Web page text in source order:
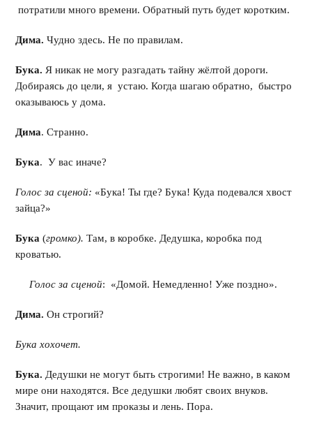
потратили много времени. Обратный путь будет коротким.
Дима. Чудно здесь. Не по правилам.
Бука. Я никак не могу разгадать тайну жёлтой дороги.
Добираясь до цели, я устаю. Когда шагаю обратно, быстро
оказываюсь у дома.
Дима. Странно.
Бука. У вас иначе?
Голос за сценой: «Бука! Ты где? Бука! Куда подевался хвост
зайца?»
Бука (громко). Там, в коробке. Дедушка, коробка под
кроватью.
Голос за сценой: «Домой. Немедленно! Уже поздно».
Дима. Он строгий?
Бука хохочет.
Бука. Дедушки не могут быть строгими! Не важно, в каком
мире они находятся. Все дедушки любят своих внуков.
Значит, прощают им проказы и лень. Пора.